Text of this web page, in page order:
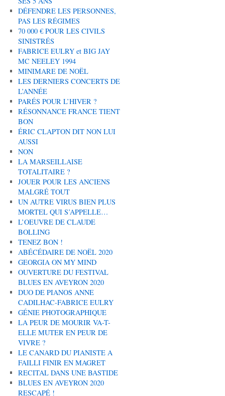
DÉFENDRE LES PERSONNES,
PAS LES RÉGIMES
70 000 € POUR LES CIVILS
SINISTRÉS
FABRICE EULRY et BIG JAY
MC NEELEY 1994
MINIMARE DE NOËL
LES DERNIERS CONCERTS DE
L’ANNÉE
PARÉS POUR L’HIVER ?
RÉSONNANCE FRANCE TIENT
BON
ÉRIC CLAPTON DIT NON LUI
AUSSI
NON
LA MARSEILLAISE
TOTALITAIRE ?
JOUER POUR LES ANCIENS
MALGRÉ TOUT
UN AUTRE VIRUS BIEN PLUS
MORTEL QUI S’APPELLE…
L’OEUVRE DE CLAUDE
BOLLING
TENEZ BON !
ABÉCÉDAIRE DE NOËL 2020
GEORGIA ON MY MIND
OUVERTURE DU FESTIVAL
BLUES EN AVEYRON 2020
DUO DE PIANOS ANNE
CADILHAC-FABRICE EULRY
GÉNIE PHOTOGRAPHIQUE
LA PEUR DE MOURIR VA-T-
ELLE MUTER EN PEUR DE
VIVRE ?
LE CANARD DU PIANISTE A
FAILLI FINIR EN MAGRET
RECITAL DANS UNE BASTIDE
BLUES EN AVEYRON 2020
RESCAPÉ !